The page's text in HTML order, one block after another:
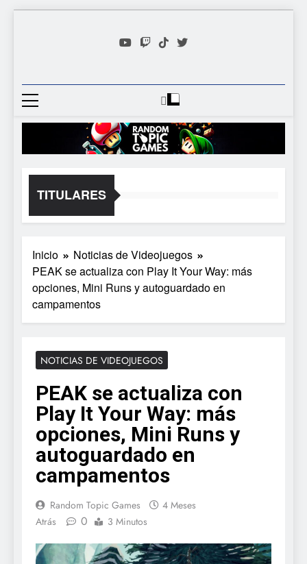
Random
Games
Videojuego Favorito
TITULARES
Inicio
Noticias de Videojuegos
PEAK se actualiza con Play It Your Way: más
opciones, Mini Runs y autoguardado en
campamentos
NOTICIAS DE VIDEOJUEGOS
PEAK se actualiza con
Play It Your Way: más
opciones, Mini Runs y
autoguardado en
campamentos
Random Topic Games
4 Meses
Atrás
0 3 Minutos